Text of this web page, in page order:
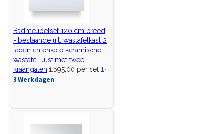
Badmeubelset 120 cm breed
- bestaande uit: wastafelkast 2
laden en enkele keramische
wastafel Just met twee
kraangaten 1.695,00 per set 1-
3 Werkdagen